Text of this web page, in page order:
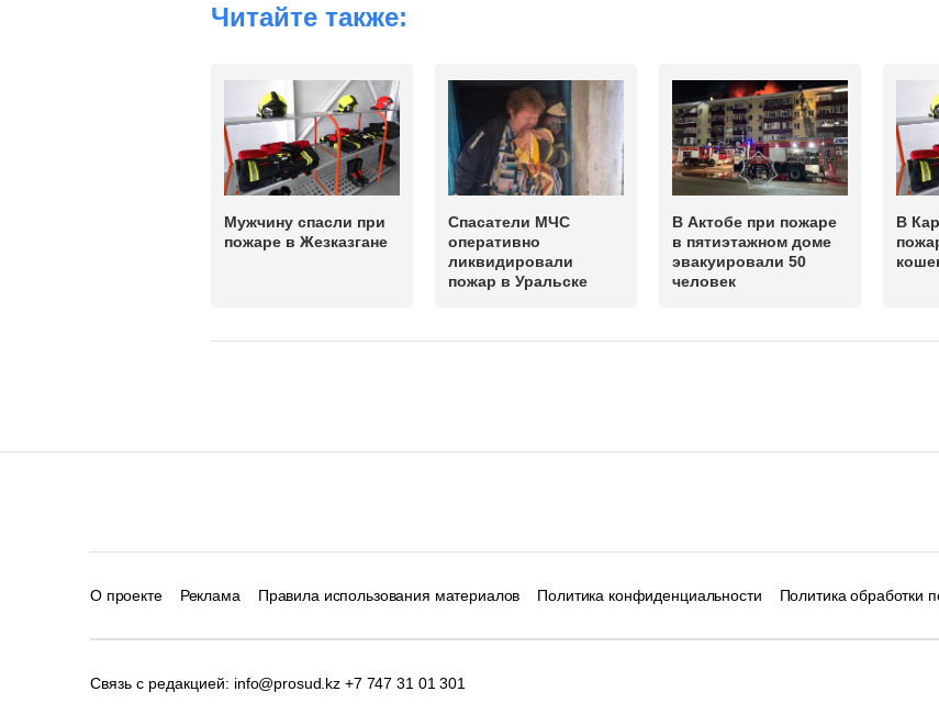
Читайте также:
Мужчину спасли при
пожаре в Жезказгане
Спасатели МЧС
оперативно
ликвидировали
пожар в Уральске
В Актобе при пожаре
в пятиэтажном доме
эвакуировали 50
человек
В
О проекте Реклама Правила использования материалов Политика конфиденциальности Политика обработки
Связь с редакцией: info@prosud.kz +7 747 31 01 301